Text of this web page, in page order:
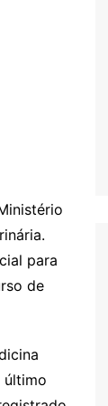
para
de
último